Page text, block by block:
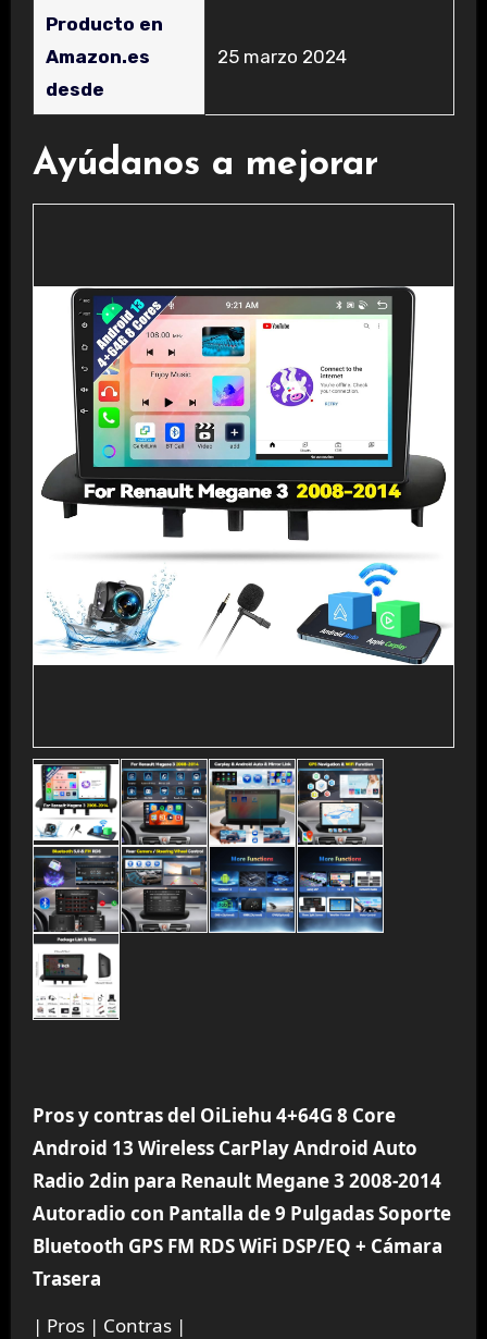
Producto en
Amazon.es
desde
25 marzo 2024
Ayúdanos a mejorar
Pros y contras del OiLiehu 4+64G 8 Core
Android 13 Wireless CarPlay Android Auto
Radio 2din para Renault Megane 3 2008-2014
Autoradio con Pantalla de 9 Pulgadas Soporte
Bluetooth GPS FM RDS WiFi DSP/EQ + Cámara
Trasera
| Pros | Contras |